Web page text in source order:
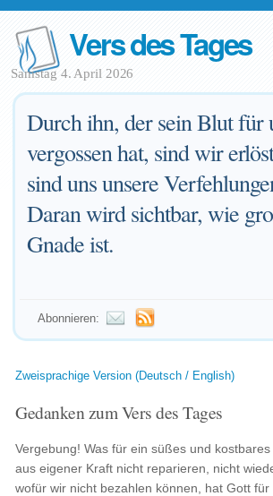
Vers des Tages
Samstag 4. April 2026
Durch ihn, der sein Blut für
vergossen hat, sind wir
sind uns unsere
Daran wird sichtbar, wie
Gnade ist.
Abonnieren:
Zweisprachige Version (Deutsch / English)
Gedanken zum Vers des Tages
Vergebung! Was für ein süßes und
aus eigener Kraft nicht reparieren, nicht
wofür wir nicht bezahlen können, hat Gott für